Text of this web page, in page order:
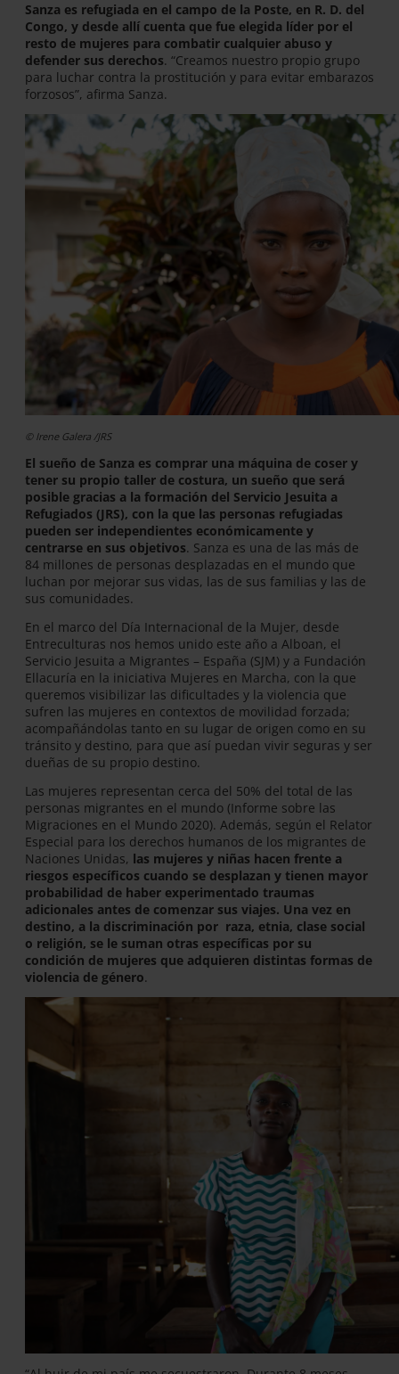
Sanza es refugiada en el campo de la Poste, en R. D. del
Congo, y desde allí cuenta que fue elegida líder por el
resto de mujeres para combatir cualquier abuso y
defender sus derechos. “Creamos nuestro propio grupo
para luchar contra la prostitución y para evitar embarazos
forzosos”, afirma Sanza.
© Irene Galera /JRS
El sueño de Sanza es comprar una máquina de coser y
tener su propio taller de costura, un sueño que será
posible gracias a la formación del Servicio Jesuita a
Refugiados (JRS), con la que las personas refugiadas
pueden ser independientes económicamente y
centrarse en sus objetivos. Sanza es una de las más de
84 millones de personas desplazadas en el mundo que
luchan por mejorar sus vidas, las de sus familias y las de
sus comunidades.
En el marco del Día Internacional de la Mujer, desde
Entreculturas nos hemos unido este año a Alboan, el
Servicio Jesuita a Migrantes – España (SJM) y a Fundación
Ellacuría en la iniciativa Mujeres en Marcha, con la que
queremos visibilizar las dificultades y la violencia que
sufren las mujeres en contextos de movilidad forzada;
acompañándolas tanto en su lugar de origen como en su
tránsito y destino, para que así puedan vivir seguras y ser
dueñas de su propio destino.
Las mujeres representan cerca del 50% del total de las
personas migrantes en el mundo (Informe sobre las
Migraciones en el Mundo 2020). Además, según el Relator
Especial para los derechos humanos de los migrantes de
Naciones Unidas, las mujeres y niñas hacen frente a
riesgos específicos cuando se desplazan y tienen mayor
probabilidad de haber experimentado traumas
adicionales antes de comenzar sus viajes. Una vez en
destino, a la discriminación por raza, etnia, clase social
o religión, se le suman otras específicas por su
condición de mujeres que adquieren distintas formas de
violencia de género.